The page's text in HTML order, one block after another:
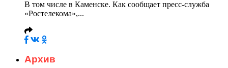
В том числе в Каменске. Как сообщает пресс-служба
«Ростелекома»,...
Архив